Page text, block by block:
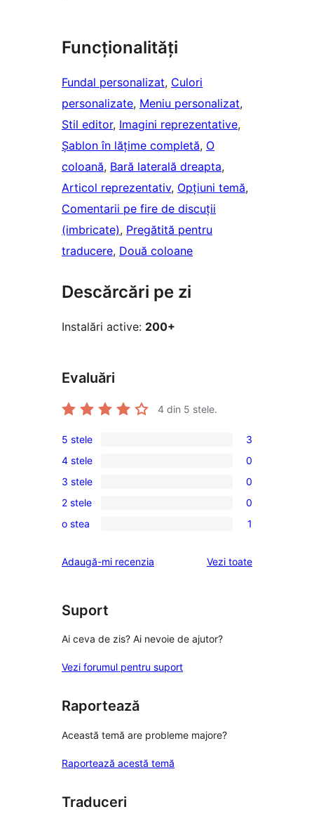
Funcționalități
Fundal personalizat, Culori
personalizate, Meniu personalizat
Stil editor, Imagini reprezentative
Șablon în lățime completă, O
coloană, Bară laterală dreapta
Articol reprezentativ, Opțiuni temă
Comentarii pe fire de discuții
(imbricate), Pregătită pentru
traducere, Două coloane
Descărcări pe zi
Instalări active: 200+
Evaluări
4 din 5 stele.
3
5
–
recenzii
(stele)
5 stele 3
0
4
–
recenzii
4 stele 0
0
3
–
(stele)
3 stele 0
0
2
recenzii
2 stele 0
1
–
(stele)
o stea 1
Adaugă-mi recenzia Vezi toaterecenziile
Suport
Ai ceva de zis? Ai nevoie de ajutor?
Vezi forumul pentru suport
Raportează
Această temă are probleme majore?
Raportează acestă temă
Traduceri